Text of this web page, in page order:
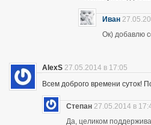
Иван
Ок) добавлю
AlexS 27.05.2014 в 17:05
Всем доброго времени суток!
Степан 27.05.2014 в
Да, целиком